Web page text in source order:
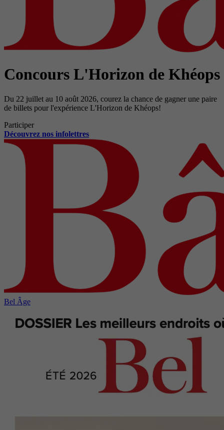
Concours L'Horizon de Khéops
Du 22 juillet au 10 août 2026, courez la chance de gagner une paire
de billets pour l'expérience L'Horizon de Khéops!
Participer
Découvrez nos infolettres
Bel Âge